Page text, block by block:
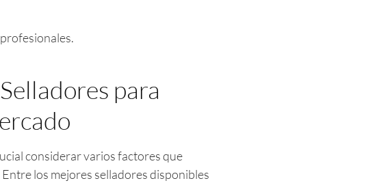
para
considerar varios factores que
los mejores selladores disponibles